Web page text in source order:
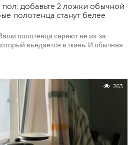
добавьте 2 ложки обычной
полотенца станут белее
полотенца сереют не из-за
въедается в ткань. И обычная
263